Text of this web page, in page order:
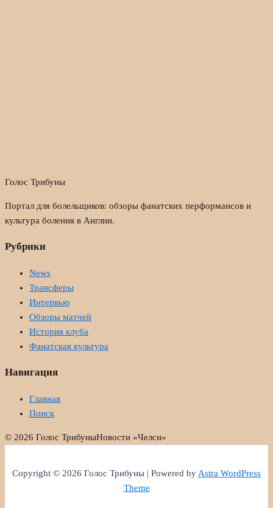
Голос Трибуны
Портал для болельщиков: обзоры фанатских перформансов и
культура боления в Англии.
Рубрики
News
Трансферы
Интервью
Обзоры матчей
История клуба
Фанатская культура
Навигация
Главная
Поиск
© 2026 Голос ТрибуныНовости «Челси»
Copyright © 2026 Голос Трибуны | Powered byAstra WordPress
Theme